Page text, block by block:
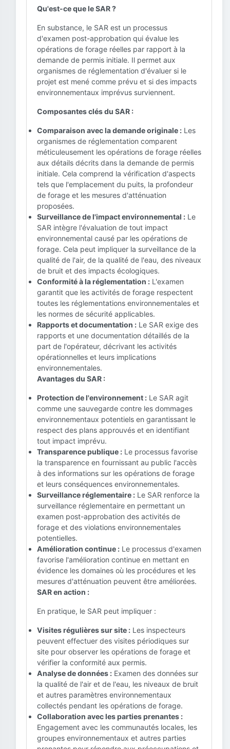
Qu'est-ce que le SAR ?
En substance, le SAR est un processus
d'examen post-approbation qui évalue les
opérations de forage réelles par rapport à la
demande de permis initiale. Il permet aux
organismes de réglementation d'évaluer si le
projet est mené comme prévu et si des impacts
environnementaux imprévus surviennent.
Composantes clés du SAR :
Comparaison avec la demande originale : Les
organismes de réglementation comparent
méticuleusement les opérations de forage réelles
aux détails décrits dans la demande de permis
initiale. Cela comprend la vérification d'aspects
tels que l'emplacement du puits, la profondeur
de forage et les mesures d'atténuation
proposées.
Surveillance de l'impact environnemental : Le
SAR intègre l'évaluation de tout impact
environnemental causé par les opérations de
forage. Cela peut impliquer la surveillance de la
qualité de l'air, de la qualité de l'eau, des niveaux
de bruit et des impacts écologiques.
Conformité à la réglementation : L'examen
garantit que les activités de forage respectent
toutes les réglementations environnementales et
les normes de sécurité applicables.
Rapports et documentation : Le SAR exige des
rapports et une documentation détaillés de la
part de l'opérateur, décrivant les activités
opérationnelles et leurs implications
environnementales.
Avantages du SAR :
Protection de l'environnement : Le SAR agit
comme une sauvegarde contre les dommages
environnementaux potentiels en garantissant le
respect des plans approuvés et en identifiant
tout impact imprévu.
Transparence publique : Le processus favorise
la transparence en fournissant au public l'accès
à des informations sur les opérations de forage
et leurs conséquences environnementales.
Surveillance réglementaire : Le SAR renforce la
surveillance réglementaire en permettant un
examen post-approbation des activités de
forage et des violations environnementales
potentielles.
Amélioration continue : Le processus d'examen
favorise l'amélioration continue en mettant en
évidence les domaines où les procédures et les
mesures d'atténuation peuvent être améliorées.
SAR en action :
En pratique, le SAR peut impliquer :
Visites régulières sur site : Les inspecteurs
peuvent effectuer des visites périodiques sur
site pour observer les opérations de forage et
vérifier la conformité aux permis.
Analyse de données : Examen des données sur
la qualité de l'air et de l'eau, les niveaux de bruit
et autres paramètres environnementaux
collectés pendant les opérations de forage.
Collaboration avec les parties prenantes :
Engagement avec les communautés locales, les
groupes environnementaux et autres parties